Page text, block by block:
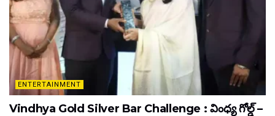
ENTERTAINMENT
Vindhya Gold Silver Bar Challenge : వింధ్య గోల్డ్ –